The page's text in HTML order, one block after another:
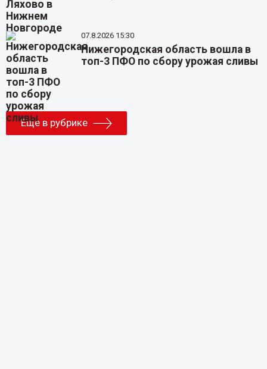
07.8.2026 15:30
Нижегородская область вошла в
топ-3 ПФО по сбору урожая сливы
Еще в рубрике